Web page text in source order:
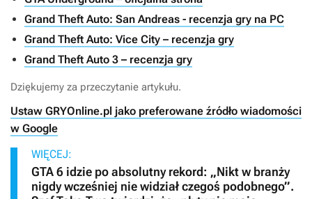
Grand Theft Auto: San Andreas - recenzja gry na PC
Grand Theft Auto: Vice City – recenzja gry
Grand Theft Auto 3 – recenzja gry
Dziękujemy za przeczytanie artykułu.
Ustaw GRYOnline.pl jako preferowane źródło wiadomości
w Google
WIĘCEJ:
GTA 6 idzie po absolutny rekord: „Nikt w branży
nigdy wcześniej nie widział czegoś podobnego”.